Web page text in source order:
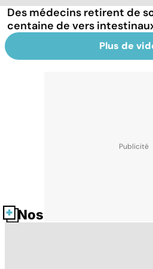
Des médecins retirent de
centaine de vers
Plus de
Nos fiches santé